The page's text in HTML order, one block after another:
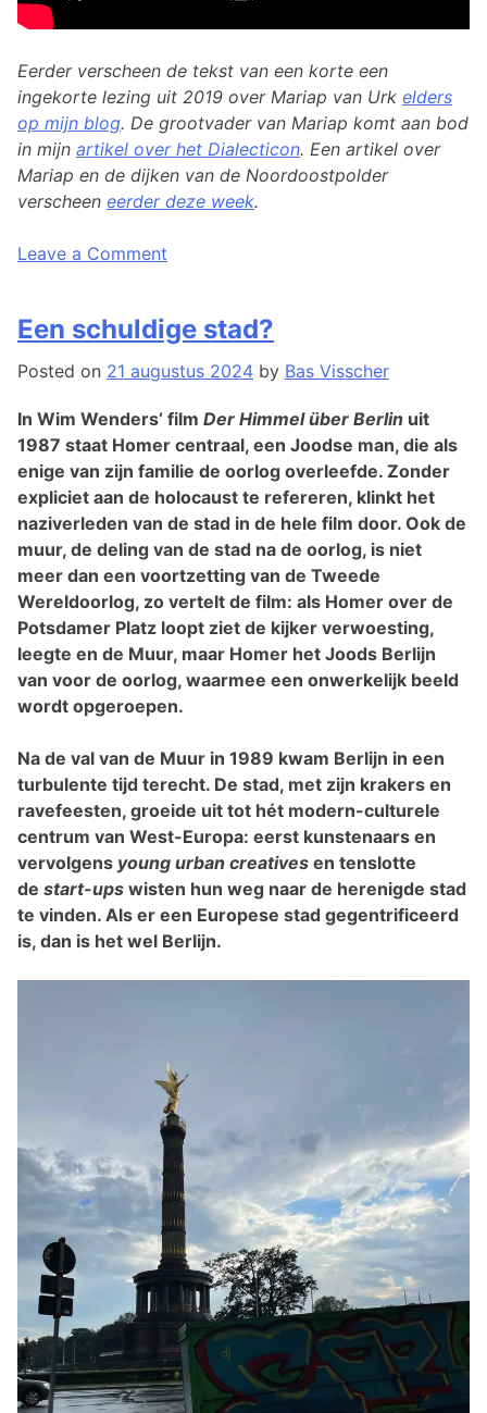
Eerder verscheen de tekst van een korte een
ingekorte lezing uit 2019 over Mariap van Urk elders
op mijn blog. De grootvader van Mariap komt aan bod
in mijn artikel over het Dialecticon. Een artikel over
Mariap en de dijken van de Noordoostpolder
verscheen eerder deze week.
Posted
Leven
Poëzie
Tagged
urk,
Zuiderzee
Leave a Comment
de
aan
de
Zuiderzee
levend
kunnen
houden
Een schuldige stad?
Posted on 21 augustus 2024 by Bas Visscher
In Wim Wenders’ film Der Himmel über Berlin uit
1987 staat Homer centraal, een Joodse man, die als
enige van zijn familie de oorlog overleefde. Zonder
expliciet aan de holocaust te refereren, klinkt het
naziverleden van de stad in de hele film door. Ook de
muur, de deling van de stad na de oorlog, is niet
meer dan een voortzetting van de Tweede
Wereldoorlog, zo vertelt de film: als Homer over de
Potsdamer Platz loopt ziet de kijker verwoesting,
leegte en de Muur, maar Homer het Joods Berlijn
van voor de oorlog, waarmee een onwerkelijk beeld
wordt opgeroepen.
Na de val van de Muur in 1989 kwam Berlijn in een
turbulente tijd terecht. De stad, met zijn krakers en
ravefeesten, groeide uit tot hét modern-culturele
centrum van West-Europa: eerst kunstenaars en
vervolgens young urban creatives en tenslotte
de start-ups wisten hun weg naar de herenigde stad
te vinden. Als er een Europese stad gegentrificeerd
is, dan is het wel Berlijn.